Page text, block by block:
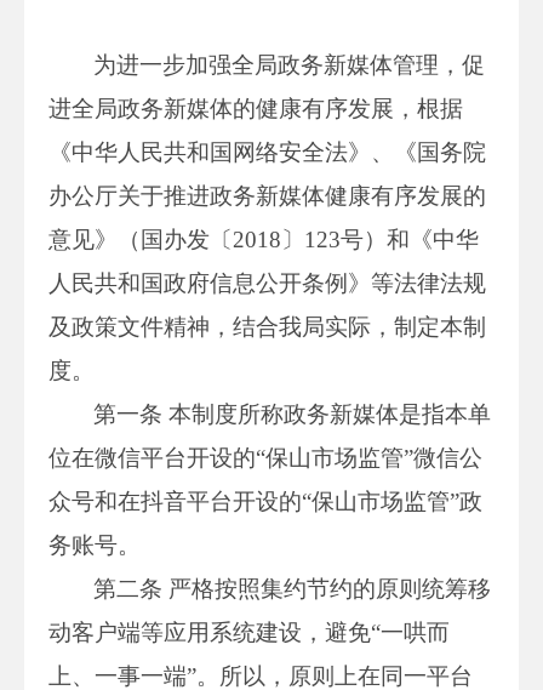
为进一步加强全局政务新媒体管理，促
进全局政务新媒体的健康有序发展，根据
《中华人民共和国网络安全法》、《国务院
办公厅关于推进政务新媒体健康有序发展的
意见》（国办发〔2018〕123号）和《中华
人民共和国政府信息公开条例》等法律法规
及政策文件精神，结合我局实际，制定本制
度。
第一条 本制度所称政务新媒体是指本单
位在微信平台开设的“保山市场监管”微信公
众号和在抖音平台开设的“保山市场监管”政
务账号。
第二条 严格按照集约节约的原则统筹移
动客户端等应用系统建设，避免“一哄而
上、一事一端”。所以，原则上在同一平台